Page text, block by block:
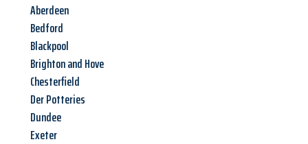
Aberdeen
Bedford
Blackpool
Brighton and Hove
Chesterfield
Der Potteries
Dundee
Exeter